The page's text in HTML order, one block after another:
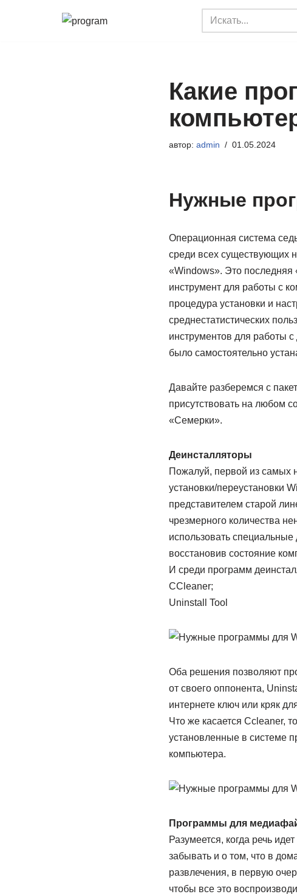
Какие
автор: admin 01.05.2024
Нужные
Операционная система
среди всех существующих
«Windows». Это последняя
инструмент для работы с
процедура установки и
среднестатистических
инструментов для работы
было самостоятельно
Давайте разберемся с
присутствовать на любом
«Семерки».
Деинсталляторы
Пожалуй, первой из самых
установки/переустановки
представителем старой
чрезмерного количества
использовать
восстановив состояние
И среди программ
CCleaner;
Uninstall Tool
Оба решения позволяют
от своего оппонента,
интернете ключ или кряк
Что же касается Ccleaner,
установленные в системе
компьютера.
Программы для
Разумеется, когда речь
забывать и о том, что в
развлечения, в первую
чтобы все это